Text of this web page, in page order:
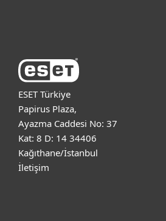
ESET Türkiye
Papirus Plaza,
Ayazma Caddesi No: 37
Kat: 8 D: 14 34406
Kağıthane/İstanbul
İletişim